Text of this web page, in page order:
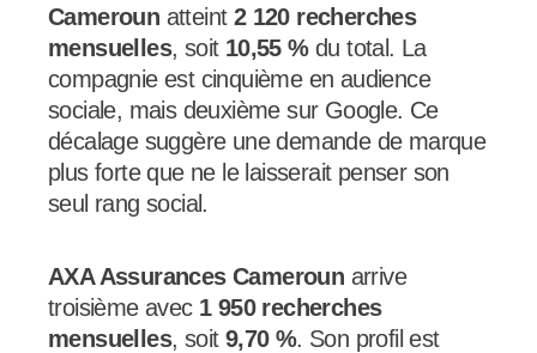
Cameroun atteint 2 120 recherches
mensuelles, soit 10,55 %du total. La
compagnie est cinquième en audience
sociale, mais deuxième sur Google. Ce
décalage suggère une demande de marque
plus forte que ne le laisserait penser son
seul rang social.
AXA Assurances Cameroun arrive
troisième avec 1 950 recherches
mensuelles, soit 9,70 %. Son profil est